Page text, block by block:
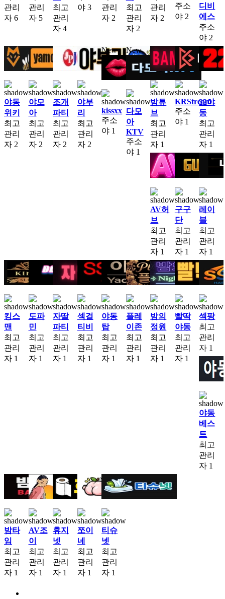
관리
자 6
관리
자 5
최고
관리
자 4
야 3
관리
자 2
최고
관리
자 2
관리
자 2
주소
야 2
디비
에스
주소
야 2
야동
위키
최고
관리
자 2
야모
아
최고
관리
자 2
조개
파티
최고
관리
자 2
야부
리
최고
관리
자 2
New
kissxx
주소
야 1
New
다모
아
KTV
주소
야 1
밤튜
브
최고
관리
자 1
KRStream
주소
야 1
22야
동
최고
관리
자 1
AV허
브
최고
관리
자 1
구구
단
최고
관리
자 1
레이
블
최고
관리
자 1
킹스
맨
최고
관리
자 1
도파
민
최고
관리
자 1
자딸
파티
최고
관리
자 1
섹걸
티비
최고
관리
자 1
야동
탑
최고
관리
자 1
플레
이존
최고
관리
자 1
밤의
정원
최고
관리
자 1
빨딱
야동
최고
관리
자 1
섹팡
최고
관리
자 1
야동
베스
트
최고
관리
자 1
밤타
임
최고
관리
자 1
AV조
이
최고
관리
자 1
휴지
넷
최고
관리
자 1
쪼이
네
최고
관리
자 1
티슈
넷
최고
관리
자 1